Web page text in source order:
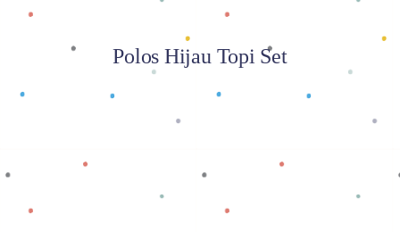
Polos Hijau Topi Set